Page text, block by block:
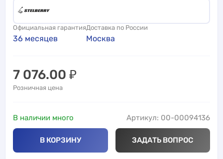
Официальная гарантия
36 месяцев
Доставка по России
Москва
7 076.00 ₽
Розничная цена
В наличии много Артикул: 00-00094136
В КОРЗИНУ ЗАДАТЬ ВОПРОС